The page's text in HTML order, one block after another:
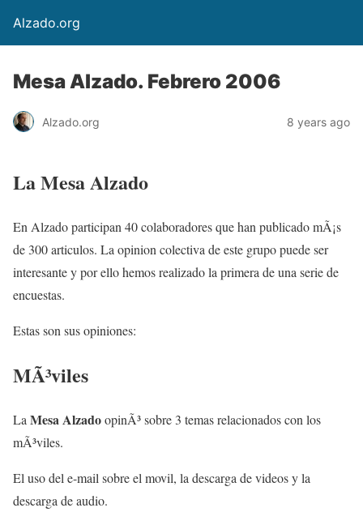
Alzado.org
Mesa Alzado. Febrero 2006
Alzado.org 8 years ago
La Mesa Alzado
En Alzado participan 40 colaboradores que han publicado mÃ¡s
de 300 articulos. La opinion colectiva de este grupo puede ser
interesante y por ello hemos realizado la primera de una serie de
encuestas.
Estas son sus opiniones:
MÃ³viles
La Mesa AlzadoopinÃ³ sobre 3 temas relacionados con los
mÃ³viles.
El uso del e-mail sobre el movil, la descarga de videos y la
descarga de audio.